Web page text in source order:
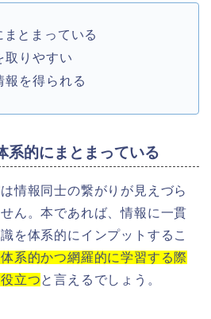
とまっている
取りやすい
報を得られる
系的にまとまっている
情報同士の繋がりが見えづら
ん。本であれば、情報に一貫
を体系的にインプットするこ
系的かつ網羅的に学習する際
立つと言えるでしょう。